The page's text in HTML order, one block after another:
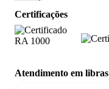
Certificações
Atendimento em libras